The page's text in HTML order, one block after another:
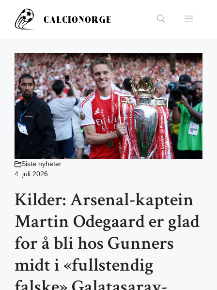
innhold
Meny
Siste nyheter
4. juli 2026
Kilder: Arsenal-kaptein
Martin Odegaard er glad
for å bli hos Gunners
midt i «fullstendig